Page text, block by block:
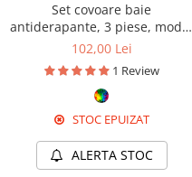
Set covoare baie
antiderapante, 3 piese, model
bej cu ramă decorativă aurie
102,00 Lei
1 Review
STOC EPUIZAT
ALERTA STOC